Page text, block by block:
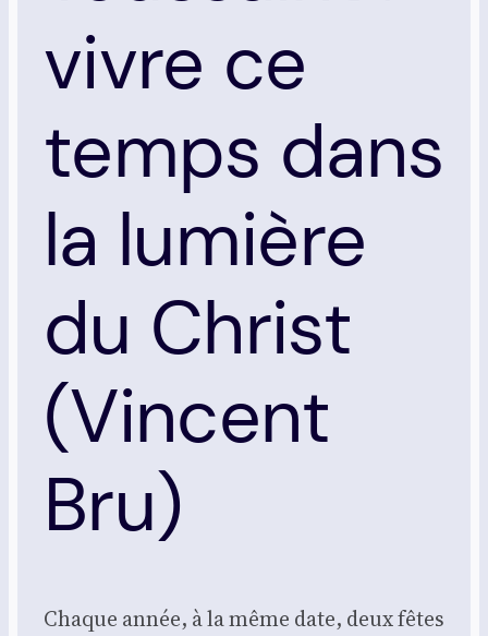
vivre ce
temps dans
la lumière
du Christ
(Vincent
Bru)
Chaque année, à la même date, deux fêtes